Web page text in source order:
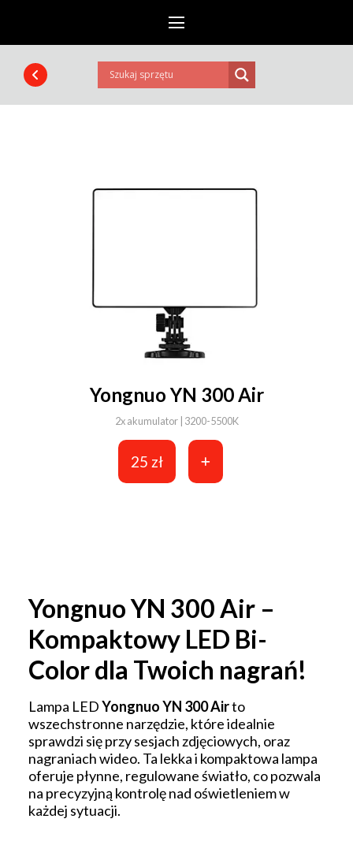
Yongnuo YN 300 Air
2x akumulator | 3200-5500K
25 zł
Yongnuo YN 300 Air –
Kompaktowy LED Bi-
Color dla Twoich nagrań!
Lampa LEDYongnuo YN 300 Airto
wszechstronne narzędzie, które idealnie
sprawdzi się przy sesjach zdjęciowych, oraz
nagraniach wideo. Ta lekka i kompaktowa lampa
oferuje płynne, regulowane światło, co pozwala
na precyzyjną kontrolę nad oświetleniem w
każdej sytuacji.